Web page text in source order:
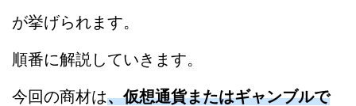
が挙げられます。
順番に解説していきます。
今回の商材は、仮想通貨またはギャンブルで